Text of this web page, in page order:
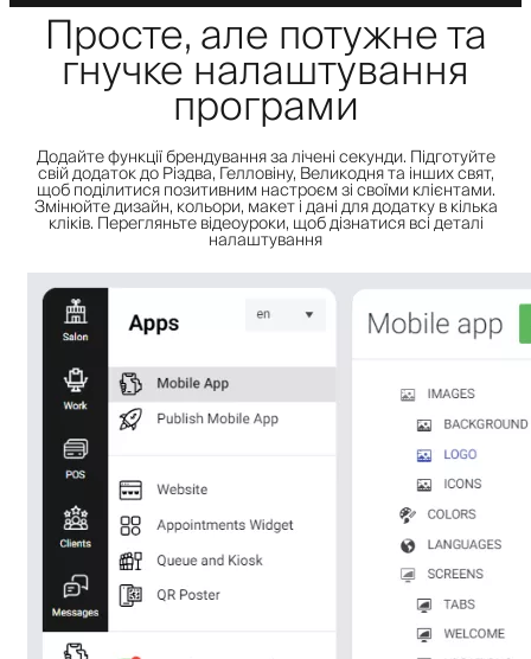
Просте, але потужне та
гнучке налаштування
програми
Додайте функції брендування за лічені секунди. Підготуйте
свій додаток до Різдва, Гелловіну, Великодня та інших свят,
щоб поділитися позитивним настроєм зі своїми клієнтами.
Змінюйте дизайн, кольори, макет і дані для додатку в кілька
кліків. Перегляньте відеоуроки, щоб дізнатися всі деталі
налаштування